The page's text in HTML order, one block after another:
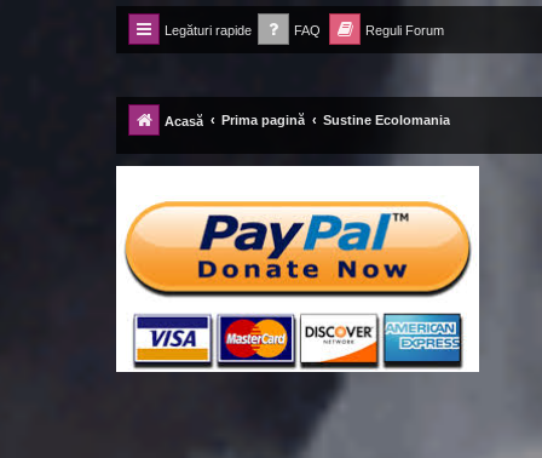
Legături rapide FAQ Reguli Forum
Forum Ecolomania™®
-= Idei pentru viitor =-
Acasă Prima pagină Sustine Ecolomania